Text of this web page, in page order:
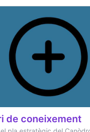
de coneixement